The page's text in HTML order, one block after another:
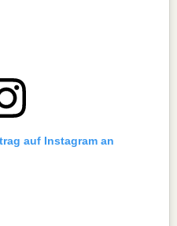
auf Instagram an